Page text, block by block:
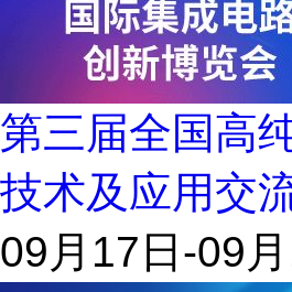
第三届全国高
技术及应用交
09月17日-09